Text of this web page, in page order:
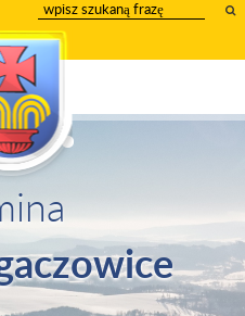
wpisz
szukany
tekst